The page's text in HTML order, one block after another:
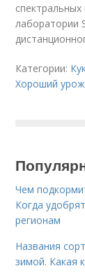
лаборатории
Категории:
Хороший
Чем
Когда
регионам
Названия
зимой. Какая